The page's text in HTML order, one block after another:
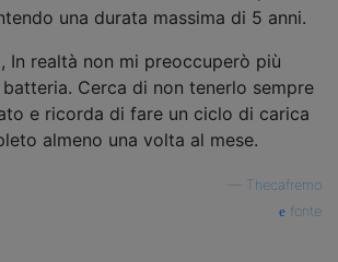
una durata massima di 5 anni.
, In realtà non mi preoccuperò più
Cerca di non tenerlo sempre
e ricorda di fare un ciclo di carica
almeno una volta al mese.
Thecafremo
fonte